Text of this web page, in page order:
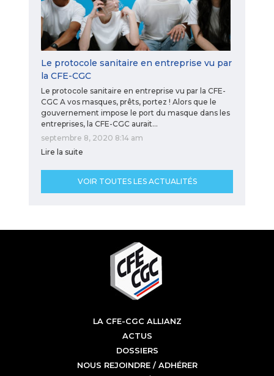
Le protocole sanitaire en entreprise vu par
la CFE-CGC
Le protocole sanitaire en entreprise vu par la CFE-
CGC A vos masques, prêts, portez ! Alors que le
gouvernement impose le port du masque dans les
entreprises, la CFE-CGC aurait…
septembre 8, 2020 8:14 am
Lire la suite
VOIR TOUTES LES ACTUALITÉS
LA CFE-CGC ALLIANZ
ACTUS
DOSSIERS
NOUS REJOINDRE / ADHÉRER